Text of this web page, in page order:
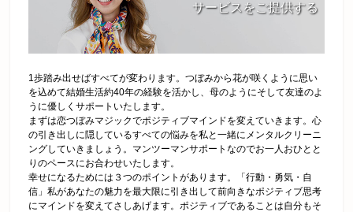
サービスをご提供する
1歩踏み出せばすべてが変わります。つぼみから花が咲くように思い
を込めて結婚生活約40年の経験を活かし、母のようにそして友達のよ
うに優しくサポートいたします。
まずは恋つぼみマジックでポジティブマインドを変えていきます。心
の引き出しに隠しているすべての悩みを私と一緒にメンタルクリーニ
ングしていきましょう。マンツーマンサポートなのでお一人おひとと
りのペースにお合わせいたします。
幸せになるためには３つのポイントがあります。「行動・勇気・自
信」私があなたの魅力を最大限に引き出して前向きなポジティブ思考
にマインドを変えてさしあげます。ポジティブであることは自分もそ